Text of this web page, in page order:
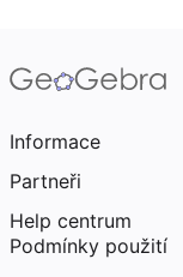
Informace
Partneři
Help centrum
Podmínky použití